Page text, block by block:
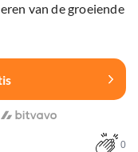
van de groeiende
0